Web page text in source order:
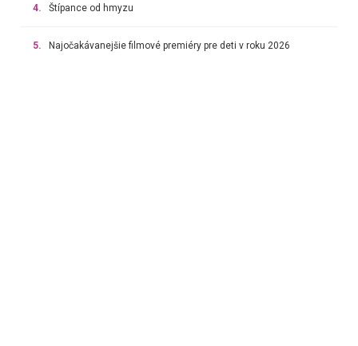
4. Štípance od hmyzu
5. Najočakávanejšie filmové premiéry pre deti v roku 2026